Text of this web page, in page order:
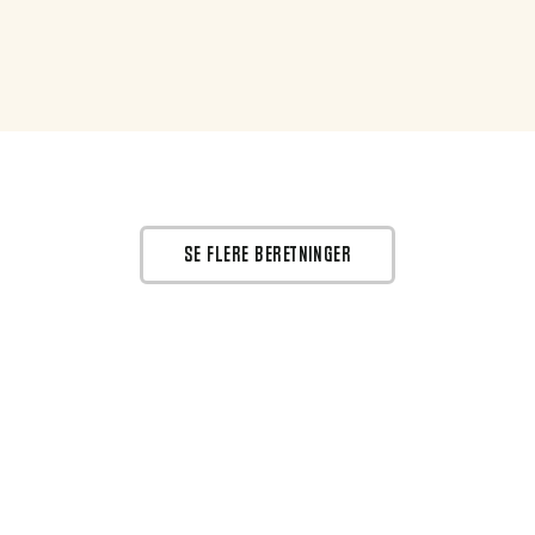
SE FLERE BERETNINGER